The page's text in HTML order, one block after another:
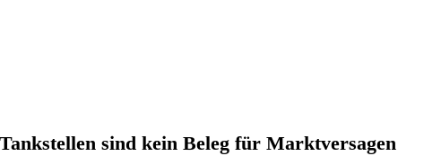
sind kein Beleg für Marktversagen